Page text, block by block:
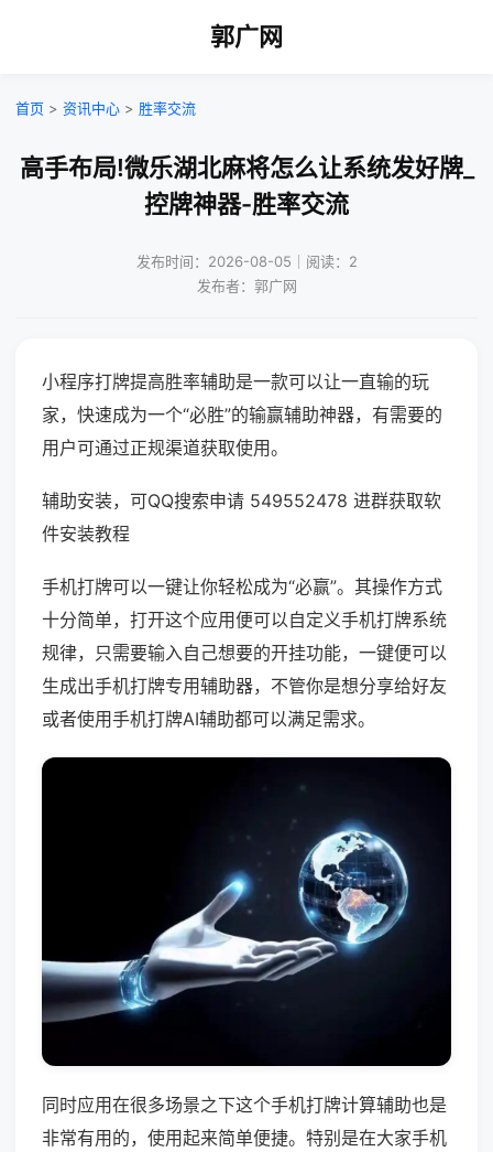
郭广网
首页 > 资讯中心 > 胜率交流
高手布局!微乐湖北麻将怎么让系统发好牌_
控牌神器-胜率交流
发布时间：2026-08-05｜阅读：2
发布者：郭广网
小程序打牌提高胜率辅助是一款可以让一直输的玩
家，快速成为一个“必胜”的输赢辅助神器，有需要的
用户可通过正规渠道获取使用。
辅助安装，可QQ搜索申请 549552478 进群获取软
件安装教程
手机打牌可以一键让你轻松成为“必赢”。其操作方式
十分简单，打开这个应用便可以自定义手机打牌系统
规律，只需要输入自己想要的开挂功能，一键便可以
生成出手机打牌专用辅助器，不管你是想分享给好友
或者使用手机打牌AI辅助都可以满足需求。
同时应用在很多场景之下这个手机打牌计算辅助也是
非常有用的，使用起来简单便捷。特别是在大家手机